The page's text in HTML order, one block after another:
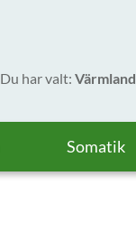
Du har valt: Värmland
Somatik